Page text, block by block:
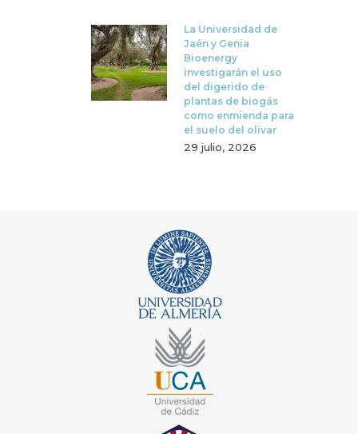
La Universidad de
Jaén y Genia
Bioenergy
investigarán el uso
del digerido de
plantas de biogás
como enmienda para
el suelo del olivar
29 julio, 2026